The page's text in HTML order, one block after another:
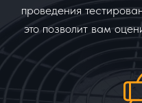
проведения
это позволит вам